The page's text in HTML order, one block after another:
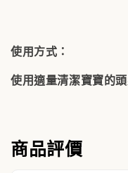
使用方式：
使用適量清潔寶寶的
商品評價